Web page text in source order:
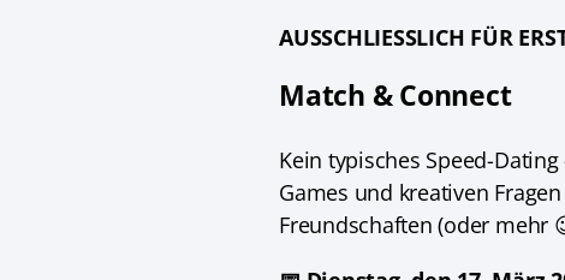
AUSSCHLIESSLICH FÜR
Match & Connect
Kein typisches Speed-
Games und kreativen
Freundschaften (oder mehr